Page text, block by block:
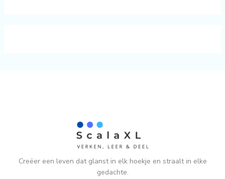
Creëer een leven dat glanst in elk hoekje en straalt in elke
gedachte.